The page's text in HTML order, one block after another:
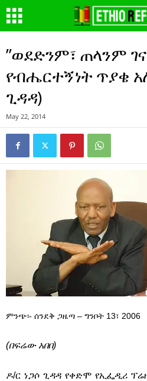
”ወደድንም፣ ጠላንም
የብሔርተኝነት ጥያቄ
ጊዳዳ)
May 22, 2014
ምንጭ፡- ሰንደቅ ጋዜጣ – ግንቦት 13፣ 2006
(በፍሬው አበበ)
ዶ/ር ነጋሶ ጊዳዳ የቀድሞ የኢፌዲሪ